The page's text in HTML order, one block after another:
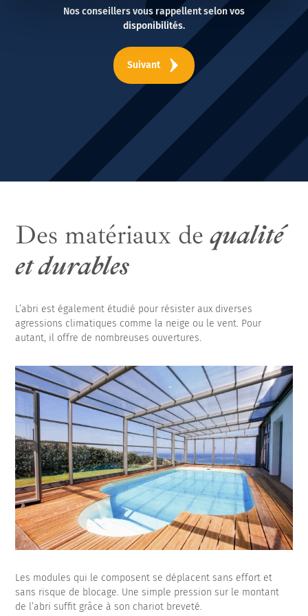
Nos conseillers vous rappellent selon vos
disponibilités.
Suivant
Des matériaux dequalité
et durables
L’abri est également étudié pour résister aux diverses
agressions climatiques comme la neige ou le vent. Pour
autant, il offre de nombreuses ouvertures.
Les modules qui le composent se déplacent sans effort et
sans risque de blocage. Une simple pression sur le montant
de l’abri suffit grâce à son chariot breveté.